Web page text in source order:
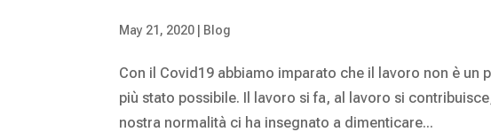
May 21, 2020 | Blog
Con il Covid19 abbiamo imparato che il lavoro non è un
più stato possibile. Il lavoro si fa, al lavoro si
nostra normalità ci ha insegnato a dimenticare...